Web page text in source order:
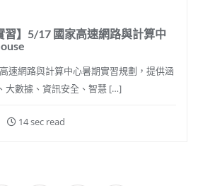
習】5/17 國家高速網路與計算中
速網路與計算中心暑期實習規劃，提供涵
大數據、資訊安全、智慧 […]
14 sec read